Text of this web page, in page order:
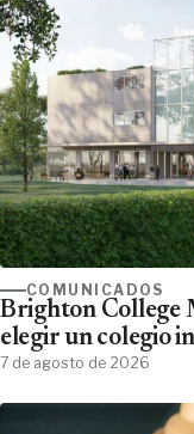
COMUNICADOS
Brighton College
elegir un colegio
7 de agosto de 2026